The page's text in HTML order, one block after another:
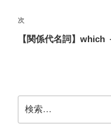
ビ
ゲ
ン
稿
次
の
次
【関係代名詞】which
索: